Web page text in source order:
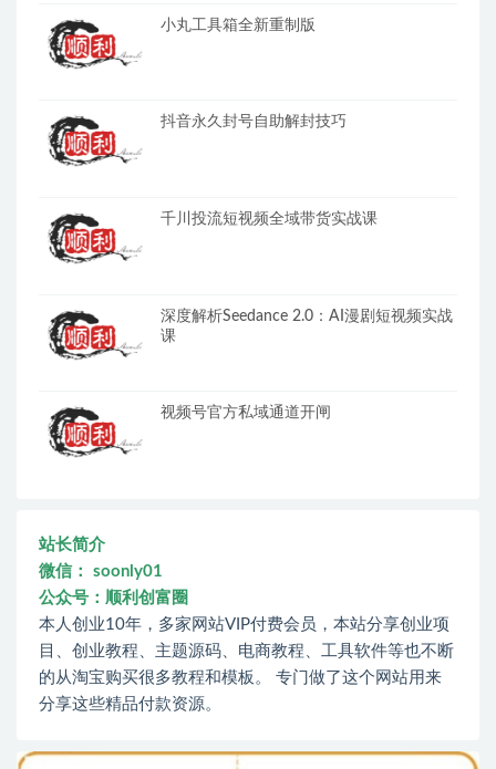
小丸工具箱全新重制版
抖音永久封号自助解封技巧
千川投流短视频全域带货实战课
深度解析Seedance 2.0：AI漫剧短视频实战
课
视频号官方私域通道开闸
站长简介
微信： soonly01
公众号：顺利创富圈
本人创业10年，多家网站VIP付费会员，本站分享创业项
目、创业教程、主题源码、电商教程、工具软件等也不断
的从淘宝购买很多教程和模板。 专门做了这个网站用来
分享这些精品付款资源。